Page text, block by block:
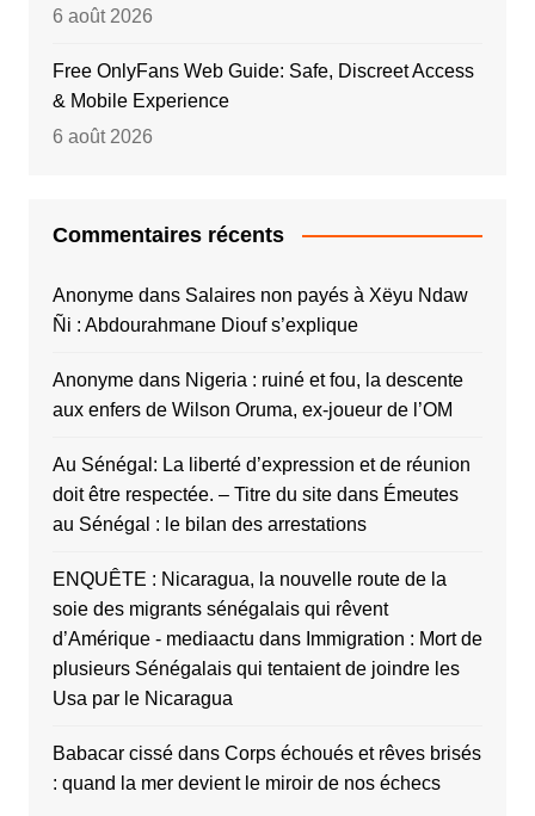
6 août 2026
Free OnlyFans Web Guide: Safe, Discreet Access
& Mobile Experience
6 août 2026
Commentaires récents
Anonymedans Salaires non payés à Xëyu Ndaw
Ñi : Abdourahmane Diouf s’explique
Anonymedans Nigeria : ruiné et fou, la descente
aux enfers de Wilson Oruma, ex-joueur de l’OM
Au Sénégal: La liberté d’expression et de réunion
doit être respectée. – Titre du sitedans Émeutes
au Sénégal : le bilan des arrestations
ENQUÊTE : Nicaragua, la nouvelle route de la
soie des migrants sénégalais qui rêvent
d’Amérique - mediaactu dans Immigration : Mort de
plusieurs Sénégalais qui tentaient de joindre les
Usa par le Nicaragua
Babacar cissédans Corps échoués et rêves brisés
: quand la mer devient le miroir de nos échecs